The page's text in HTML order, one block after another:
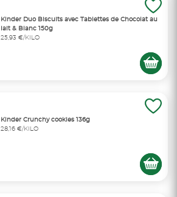
Kinder Duo Biscuits avec Tablettes de Chocolat au
lait & Blanc 150g
25,93 €/KILO
Kinder Crunchy cookies 136g
28,16 €/KILO